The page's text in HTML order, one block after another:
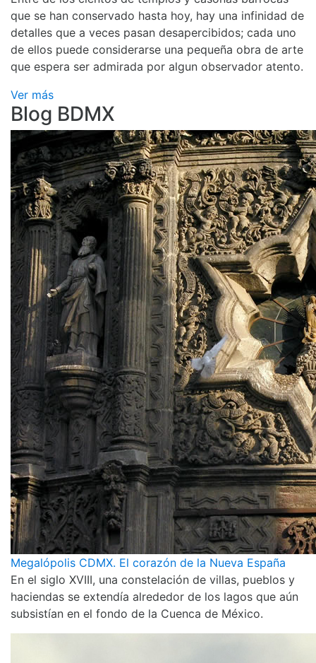
que se han conservado hasta hoy, hay una infinidad de
detalles que a veces pasan desapercibidos; cada uno
de ellos puede considerarse una pequeña obra de arte
que espera ser admirada por algun observador atento.
Ver más
Blog BDMX
Megalópolis CDMX. El corazón de la Nueva España
En el siglo XVIII, una constelación de villas, pueblos y
haciendas se extendía alrededor de los lagos que aún
subsistían en el fondo de la Cuenca de México.